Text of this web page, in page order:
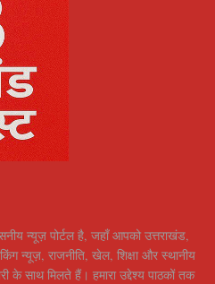
न्यूज़ पोर्टल है, जहाँ आपको उत्तराखंड,
न्यूज़, राजनीति, खेल, शिक्षा और स्थानीय
साथ मिलते हैं। हमारा उद्देश्य पाठकों तक